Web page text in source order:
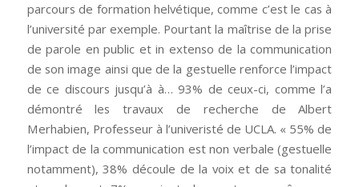
parcours de formation helvétique, comme c’est le cas à
l’université par exemple. Pourtant la maîtrise de la prise
de parole en public et in extenso de la communication
de son image ainsi que de la gestuelle renforce l’impact
de ce discours jusqu’à à… 93% de ceux-ci, comme l’a
démontré les travaux de recherche de Albert
Merhabien, Professeur à l’univeristé de UCLA. « 55% de
l’impact de la communication est non verbale (gestuelle
notamment), 38% découle de la voix et de sa tonalité